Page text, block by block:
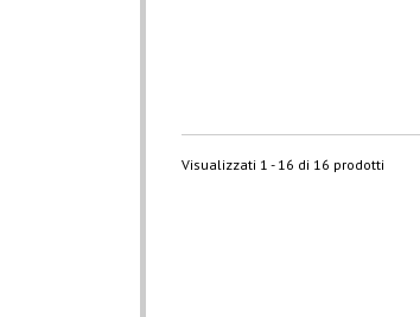
Visualizzati 1 - 16 di 16 prodotti